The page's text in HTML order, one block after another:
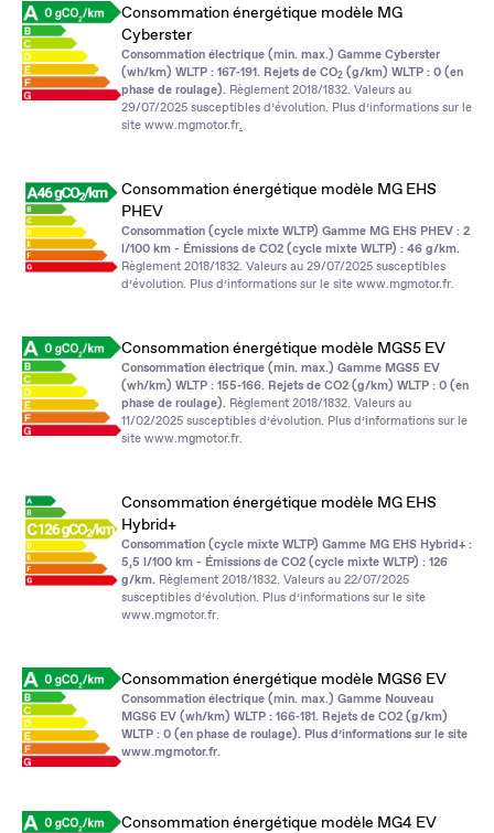
Consommation énergétique modèle MG
Cyberster
Consommation électrique (min. max.) Gamme Cyberster
(wh/km) WLTP : 167‑191. Rejets de CO2 (g/km) WLTP : 0 (en
phase de roulage). Règlement 2018/1832. Valeurs au
29/07/2025 susceptibles d’évolution. Plus d’informations sur le
site www.mgmotor.fr.
Consommation énergétique modèle MG EHS
PHEV
Consommation (cycle mixte WLTP) Gamme MG EHS PHEV : 2
l/100 km - Émissions de CO2 (cycle mixte WLTP) : 46 g/km.
Règlement 2018/1832. Valeurs au 29/07/2025 susceptibles
d’évolution. Plus d’informations sur le site www.mgmotor.fr.
Consommation énergétique modèle MGS5 EV
Consommation électrique (min. max.) Gamme MGS5 EV
(wh/km) WLTP : 155‑166. Rejets de CO2 (g/km) WLTP : 0 (en
phase de roulage). Règlement 2018/1832. Valeurs au
11/02/2025 susceptibles d’évolution. Plus d’informations sur le
site www.mgmotor.fr.
Consommation énergétique modèle MG EHS
Hybrid+
Consommation (cycle mixte WLTP) Gamme MG EHS Hybrid+ :
5,5 l/100 km - Émissions de CO2 (cycle mixte WLTP) : 126
g/km. Règlement 2018/1832. Valeurs au 22/07/2025
susceptibles d’évolution. Plus d’informations sur le site
www.mgmotor.fr.
Consommation énergétique modèle MGS6 EV
Consommation électrique (min. max.) Gamme Nouveau
MGS6 EV (wh/km) WLTP : 166‑181. Rejets de CO2 (g/km)
WLTP : 0 (en phase de roulage). Plus d’informations sur le site
www.mgmotor.fr.
Consommation énergétique modèle MG4 EV